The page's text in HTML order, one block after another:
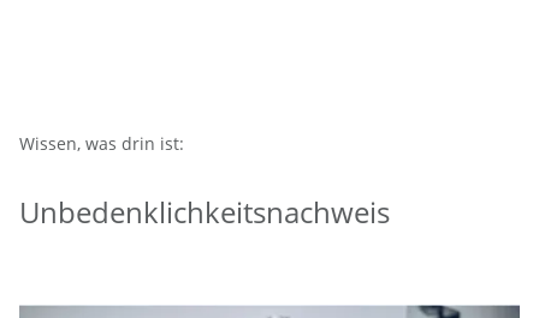
Wissen, was drin ist:
Unbedenklichkeitsnachweis